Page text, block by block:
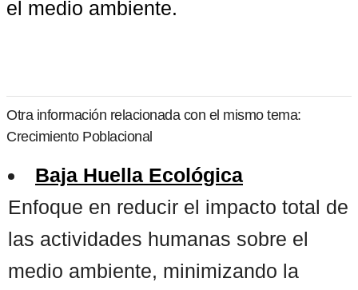
el medio ambiente.
Otra información relacionada con el mismo tema:
Crecimiento Poblacional
Baja Huella Ecológica
Enfoque en reducir el impacto total de
las actividades humanas sobre el
medio ambiente, minimizando la